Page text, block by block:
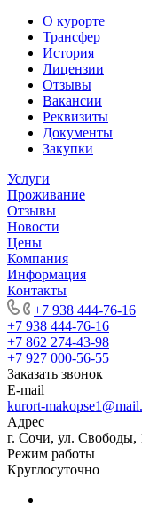
О курорте
Трансфер
История
Лицензии
Отзывы
Вакансии
Реквизиты
Документы
Закупки
Услуги
Проживание
Отзывы
Новости
Цены
Компания
Информация
Контакты
+7 938 444-76-16
+7 938 444-76-16
+7 862 274-43-98
+7 927 000-56-55
Заказать звонок
E-mail
kurort-
Адрес
г. Сочи, ул. Свободы,
Режим работы
Круглосуточно